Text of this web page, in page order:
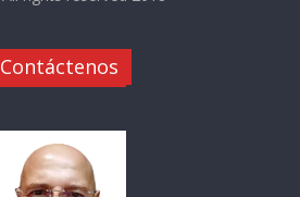
Contáctenos